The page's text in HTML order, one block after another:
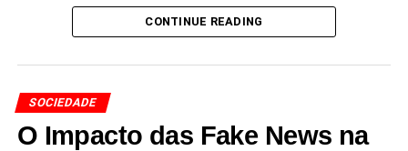
Colônia Roanoke
Um dos mais conhecidos mistérios históricos não
também conhecida como a
Estabelecida na atual Carolina do Norte em 1587, a
CONTINUE READING
SOCIEDADE
O Impacto das Fake News na